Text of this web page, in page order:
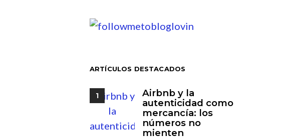
ARTÍCULOS DESTACADOS
1
Airbnb y la
autenticidad como
mercancía: los
números no
mienten